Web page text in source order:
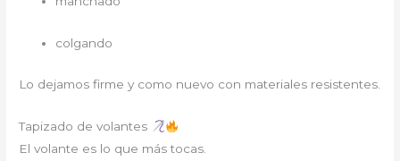
colgando
Lo dejamos firme y como nuevo con materiales resistentes.
Tapizado de volantes
El volante es lo que más tocas.